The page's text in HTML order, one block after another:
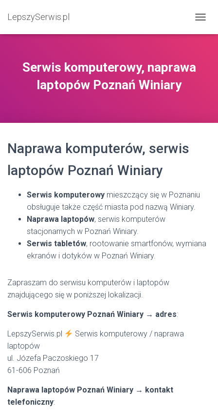
LepszySerwis.pl
Serwis komputerowy, naprawa
laptopów Poznań Winiary
Naprawa komputerów, serwis
laptopów Poznań Winiary
Serwis komputerowy mieszczący się w Poznaniu
obsługuje także część miasta pod nazwą Winiary.
Naprawa laptopów, serwis komputerów
stacjonarnych w Poznań Winiary.
Serwis tabletów, rootowanie smartfonów, wymiana
ekranów i dotyków w Poznań Winiary.
Zapraszam do serwisu komputerów i laptopów
znajdującego się w poniższej lokalizacji.
Serwis komputerowy Poznań Winiary → adres:
LepszySerwis.pl
Serwis komputerowy / naprawa
laptopów
ul. Józefa Paczoskiego 17
61-606 Poznań
Naprawa laptopów Poznań Winiary → kontakt
telefoniczny: